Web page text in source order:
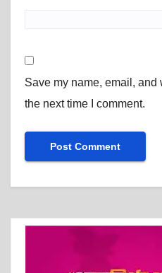
Save my name, email,
the next time I comment.